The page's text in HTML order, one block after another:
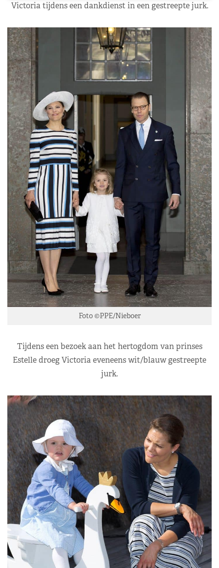
Victoria tijdens een dankdienst in een gestreepte jurk.
Foto ©PPE/Nieboer
Tijdens een bezoek aan het hertogdom van prinses
Estelle droeg Victoria eveneens wit/blauw gestreepte
jurk.